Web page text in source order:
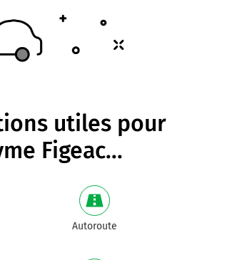
utiles pour
Figeac...
Autoroute